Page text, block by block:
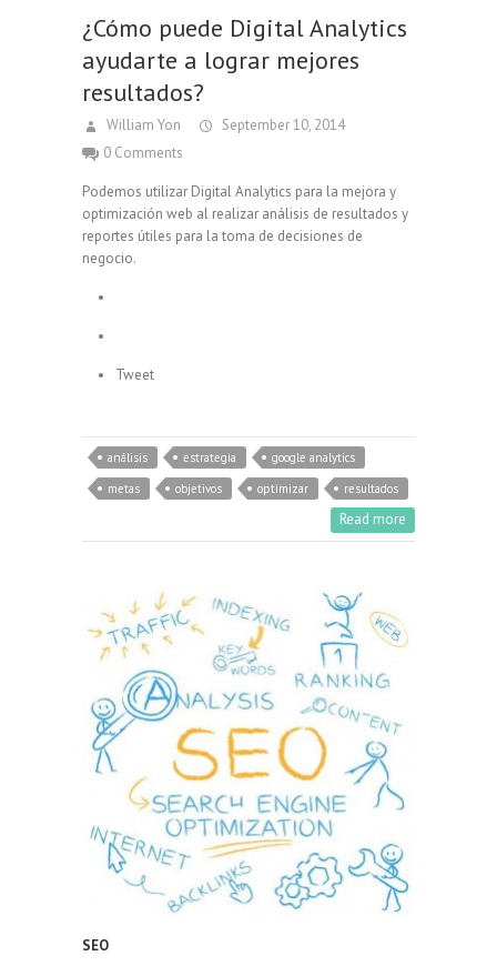
¿Cómo puede Digital Analytics
ayudarte a lograr mejores
resultados?
William Yon
September 10, 2014
0 Comments
Podemos utilizar Digital Analytics para la mejora y
optimización web al realizar análisis de resultados y
reportes útiles para la toma de decisiones de
negocio.
Tweet
análisis estrategia
google analytics
metas
objetivos optimizar resultados
Read more
SEO